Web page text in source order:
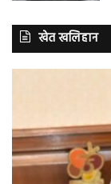
खेत खलिहान